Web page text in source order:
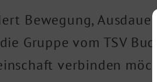
Bewegung,
Gruppe vom TSV
verbinden